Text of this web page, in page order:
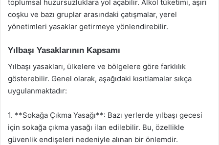
toplumsal huzursuzluklara yol açabilir. Alkol tüketimi, aşırı
coşku ve bazı gruplar arasındaki çatışmalar, yerel
yönetimleri yasaklar getirmeye yönlendirebilir.
Yılbaşı Yasaklarının Kapsamı
Yılbaşı yasakları, ülkelere ve bölgelere göre farklılık
gösterebilir. Genel olarak, aşağıdaki kısıtlamalar sıkça
uygulanmaktadır:
1. **Sokağa Çıkma Yasağı**: Bazı yerlerde yılbaşı gecesi
için sokağa çıkma yasağı ilan edilebilir. Bu, özellikle
güvenlik endişeleri nedeniyle alınan bir önlemdir.